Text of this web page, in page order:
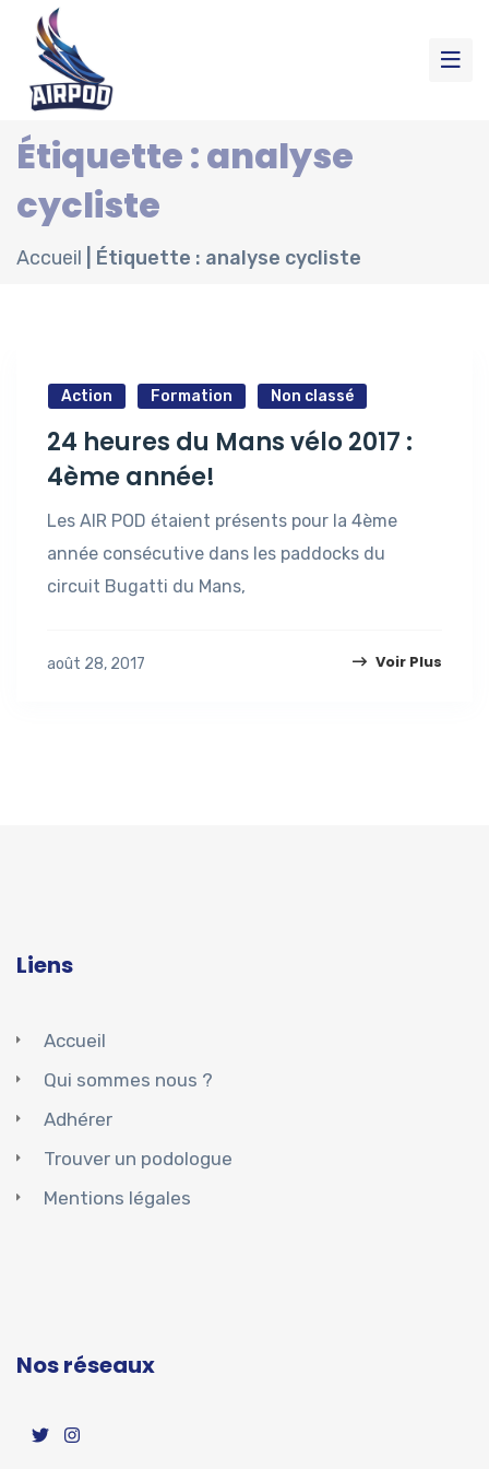
Étiquette : analyse
cycliste
Accueil Étiquette : analyse cycliste
Action Formation Non classé
24 heures du Mans vélo 2017 :
4ème année!
Les AIR POD étaient présents pour la 4ème
année consécutive dans les paddocks du
circuit Bugatti du Mans,
août 28, 2017 Voir Plus
Liens
Accueil
Qui sommes nous ?
Adhérer
Trouver un podologue
Mentions légales
Nos réseaux